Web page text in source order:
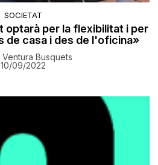
SOCIETAT
optarà per la flexibilitat i per
de casa i des de l'oficina»
Ventura Busquets
10/09/2022